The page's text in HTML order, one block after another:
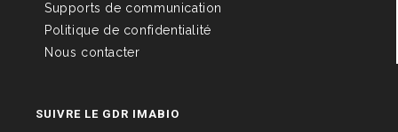
Supports de communication
Politique de confidentialité
Nous contacter
SUIVRE LE GDR IMABIO